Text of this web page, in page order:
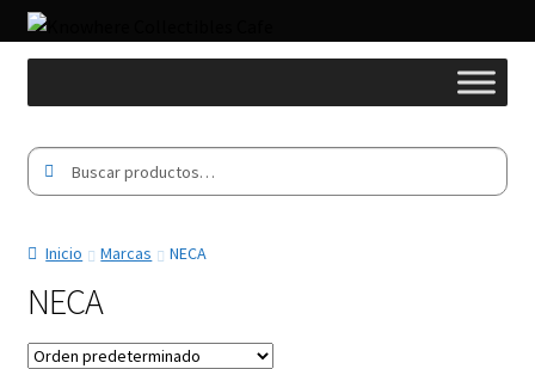
por:
Inicio Marcas NECA
NECA